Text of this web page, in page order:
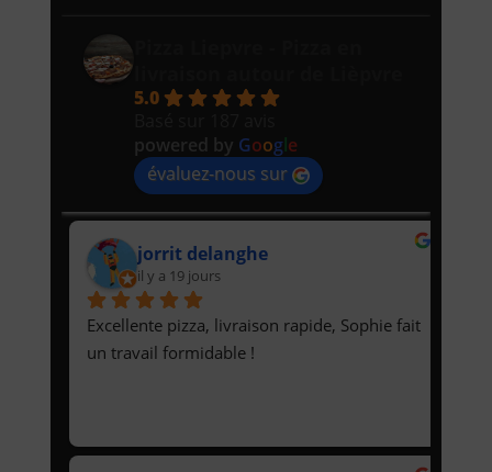
5.0
powered by Google
évaluez-nous sur
jorrit delanghe
il y a 19 jours
Excellente pizza, livraison rapide, Sophie fait
un travail formidable !